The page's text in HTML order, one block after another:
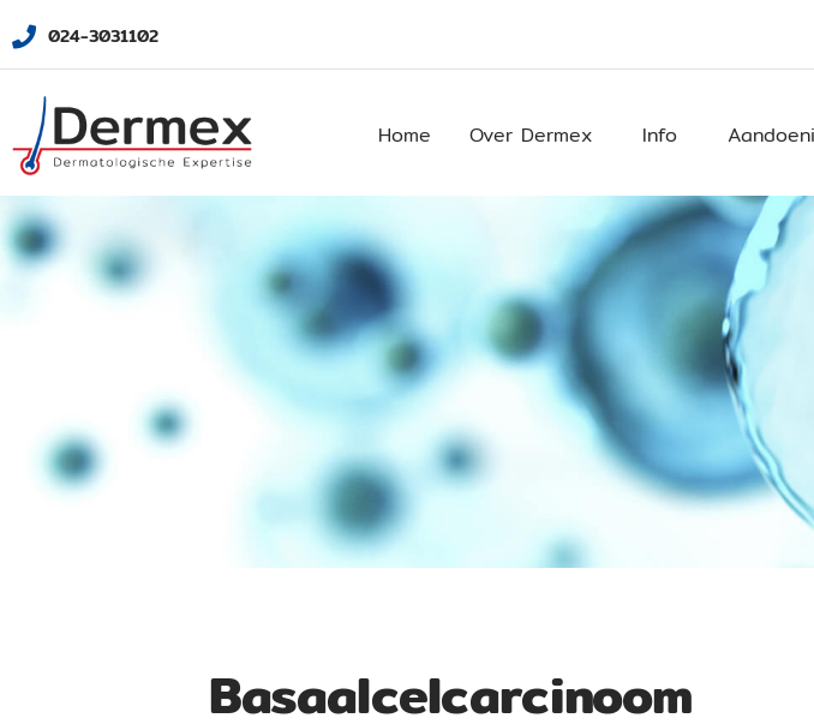
024-3031102
Home Over Dermex Info
Basaalcelcarcinoom